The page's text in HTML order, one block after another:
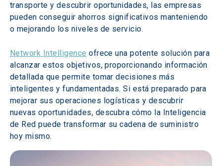
transporte y descubrir oportunidades, las empresas
pueden conseguir ahorros significativos manteniendo
o mejorando los niveles de servicio.
Network Intelligence ofrece una potente solución para
alcanzar estos objetivos, proporcionando información
detallada que permite tomar decisiones más
inteligentes y fundamentadas. Si está preparado para
mejorar sus operaciones logísticas y descubrir
nuevas oportunidades, descubra cómo la Inteligencia
de Red puede transformar su cadena de suministro
hoy mismo.